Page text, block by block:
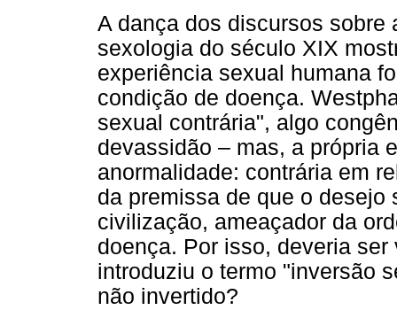
A dança dos discursos sobre
sexologia do século XIX
experiência sexual humana
condição de doença.
sexual contrária", algo
devassidão – mas, a própria
anormalidade: contrária em
da premissa de que o desejo
civilização, ameaçador da
doença. Por isso, deveria
introduziu o termo "inversão
não invertido?